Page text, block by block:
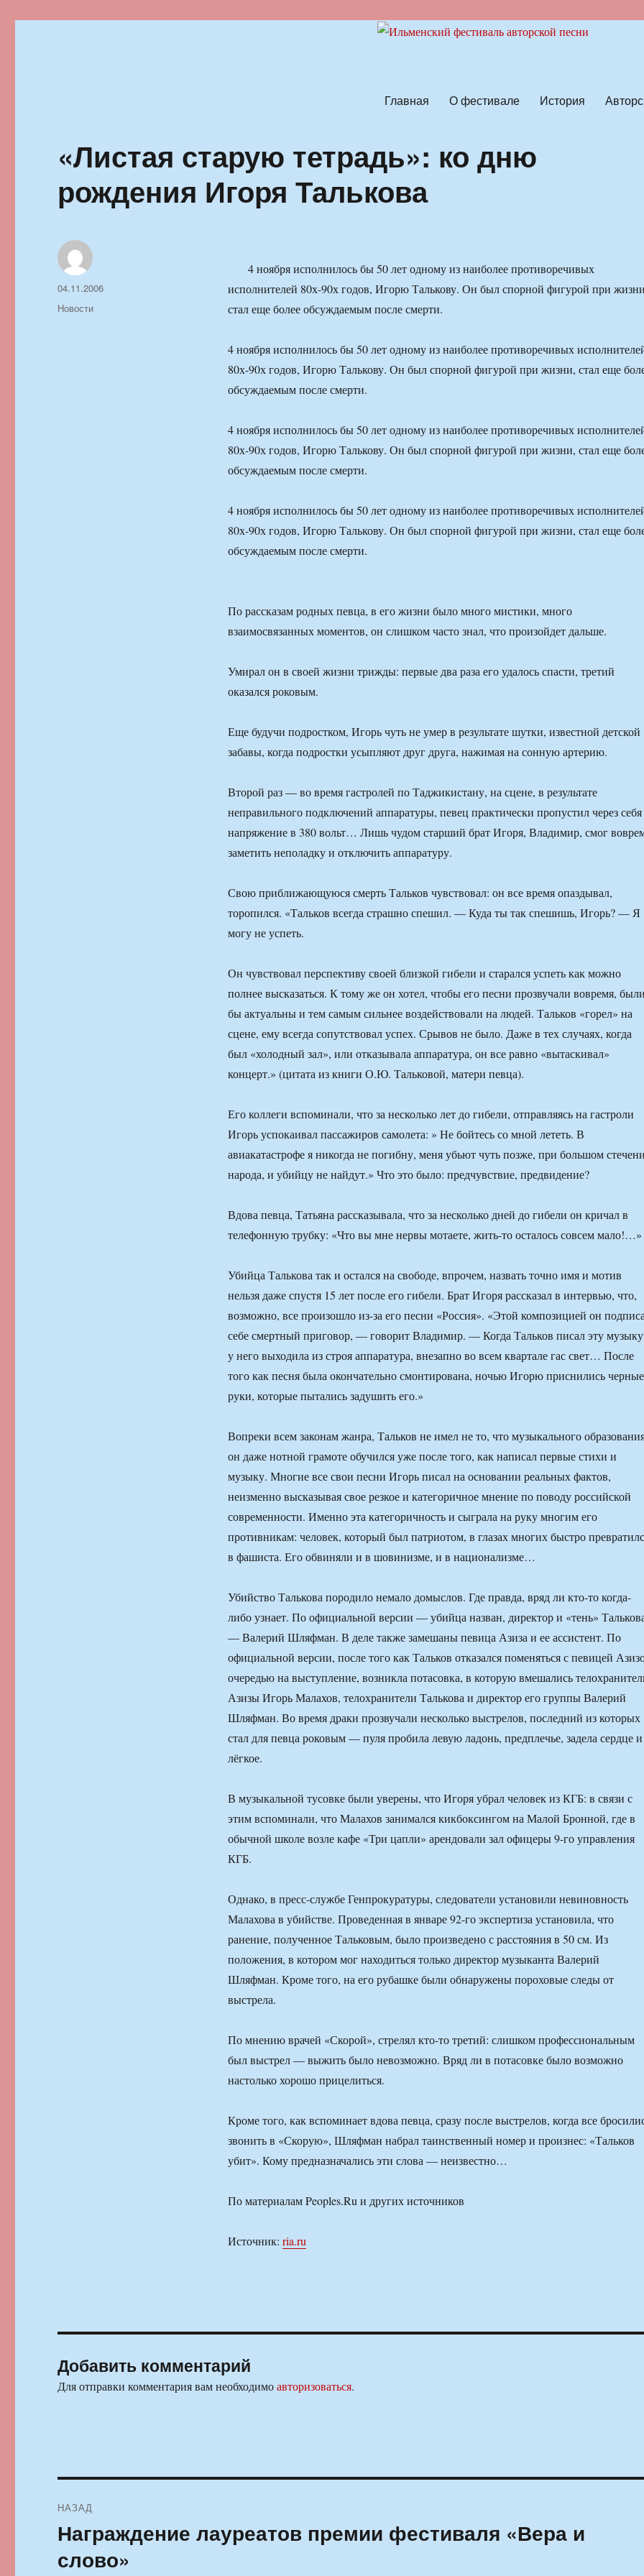
Главная О фестивале История
«Листая старую тетрадь»: ко дню
рождения Игоря Талькова
4 ноября исполнилось бы 50 лет одному из наиболее противоречивых
исполнителей 80х-90х годов, Игорю Талькову. Он был спорной фигурой при
стал еще более обсуждаемым после смерти.
4 ноября исполнилось бы 50 лет одному из наиболее противоречивых
80х-90х годов, Игорю Талькову. Он был спорной фигурой при жизни, стал еще
обсуждаемым после смерти.
4 ноября исполнилось бы 50 лет одному из наиболее противоречивых
80х-90х годов, Игорю Талькову. Он был спорной фигурой при жизни, стал еще
обсуждаемым после смерти.
4 ноября исполнилось бы 50 лет одному из наиболее противоречивых
80х-90х годов, Игорю Талькову. Он был спорной фигурой при жизни, стал еще
обсуждаемым после смерти.
По рассказам родных певца, в его жизни было много мистики, много
взаимосвязанных моментов, он слишком часто знал, что произойдет дальше.
Умирал он в своей жизни трижды: первые два раза его удалось спасти, третий
оказался роковым.
Еще будучи подростком, Игорь чуть не умер в результате шутки, известной детской
забавы, когда подростки усыпляют друг друга, нажимая на сонную артерию.
Второй раз — во время гастролей по Таджикистану, на сцене, в результате
неправильного подключений аппаратуры, певец практически пропустил через себя
напряжение в 380 вольт… Лишь чудом старший брат Игоря, Владимир, смог
заметить неполадку и отключить аппаратуру.
Свою приближающуюся смерть Тальков чувствовал: он все время опаздывал,
торопился. «Тальков всегда страшно спешил. — Куда ты так спешишь, Игорь? — Я
могу не успеть.
Он чувствовал перспективу своей близкой гибели и старался успеть как можно
полнее высказаться. К тому же он хотел, чтобы его песни прозвучали вовремя,
бы актуальны и тем самым сильнее воздействовали на людей. Тальков «горел» на
сцене, ему всегда сопутствовал успех. Срывов не было. Даже в тех случаях, когда
был «холодный зал», или отказывала аппаратура, он все равно «вытаскивал»
концерт.» (цитата из книги О.Ю. Тальковой, матери певца).
Его коллеги вспоминали, что за несколько лет до гибели, отправляясь на гастроли
Игорь успокаивал пассажиров самолета: » Не бойтесь со мной лететь. В
авиакатастрофе я никогда не погибну, меня убьют чуть позже, при большом
народа, и убийцу не найдут.» Что это было: предчувствие, предвидение?
Вдова певца, Татьяна рассказывала, что за несколько дней до гибели он кричал в
телефонную трубку: «Что вы мне нервы мотаете, жить-то осталось совсем мало!…»
Убийца Талькова так и остался на свободе, впрочем, назвать точно имя и мотив
нельзя даже спустя 15 лет после его гибели. Брат Игоря рассказал в интервью, что,
возможно, все произошло из-за его песни «Россия». «Этой композицией он
себе смертный приговор, — говорит Владимир. — Когда Тальков писал эту
у него выходила из строя аппаратура, внезапно во всем квартале гас свет… После
того как песня была окончательно смонтирована, ночью Игорю приснились черные
руки, которые пытались задушить его.»
Вопреки всем законам жанра, Тальков не имел не то, что музыкального
он даже нотной грамоте обучился уже после того, как написал первые стихи и
музыку. Многие все свои песни Игорь писал на основании реальных фактов,
неизменно высказывая свое резкое и категоричное мнение по поводу российской
современности. Именно эта категоричность и сыграла на руку многим его
противникам: человек, который был патриотом, в глазах многих быстро
в фашиста. Его обвиняли и в шовинизме, и в национализме…
Убийство Талькова породило немало домыслов. Где правда, вряд ли кто-то когда-
либо узнает. По официальной версии — убийца назван, директор и «тень»
— Валерий Шляфман. В деле также замешаны певица Азиза и ее ассистент. По
официальной версии, после того как Тальков отказался поменяться с певицей
очередью на выступление, возникла потасовка, в которую вмешались
Азизы Игорь Малахов, телохранители Талькова и директор его группы Валерий
Шляфман. Во время драки прозвучали несколько выстрелов, последний из которых
стал для певца роковым — пуля пробила левую ладонь, предплечье, задела сердце и
лёгкое.
В музыкальной тусовке были уверены, что Игоря убрал человек из КГБ: в связи с
этим вспоминали, что Малахов занимался кикбоксингом на Малой Бронной, где в
обычной школе возле кафе «Три цапли» арендовали зал офицеры 9-го управления
КГБ.
Однако, в пресс-службе Генпрокуратуры, следователи установили невиновность
Малахова в убийстве. Проведенная в январе 92-го экспертиза установила, что
ранение, полученное Тальковым, было произведено с расстояния в 50 см. Из
положения, в котором мог находиться только директор музыканта Валерий
Шляфман. Кроме того, на его рубашке были обнаружены пороховые следы от
выстрела.
По мнению врачей «Скорой», стрелял кто-то третий: слишком профессиональным
был выстрел — выжить было невозможно. Вряд ли в потасовке было возможно
настолько хорошо прицелиться.
Кроме того, как вспоминает вдова певца, сразу после выстрелов, когда все
звонить в «Скорую», Шляфман набрал таинственный номер и произнес: «Тальков
убит». Кому предназначались эти слова — неизвестно…
По материалам Peoples.Ru и других источников
Источник: ria.ru
Автор
Опубликовано
04.11.2006
Рубрики
Новости
Добавить комментарий
Для отправки комментария вам необходимоавторизоваться.
по
записям
НАЗАД
Предыдущая
запись:
Награждение лауреатов премии фестиваля «Вера и
слово»